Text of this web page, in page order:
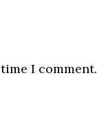
I comment.